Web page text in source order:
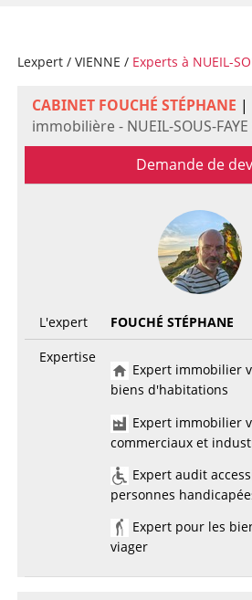
Lexpert/ VIENNE / Experts à NUEIL-
CABINET FOUCHÉ STÉPHANE |
immobilière - NUEIL-SOUS-
Demande de
L'expert
FOUCHÉ STÉPHANE
Expertise
Expert immobilier
biens d'habitations
Expert immobilier
commerciaux et
Expert audit
personnes
Expert pour les
viager